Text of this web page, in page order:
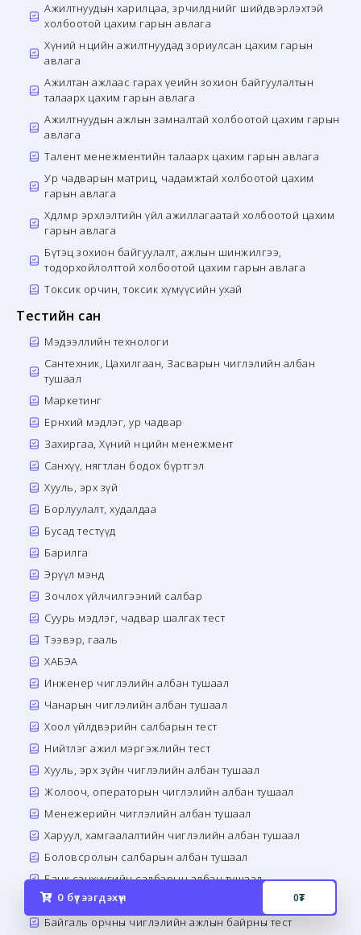
Ажилтнуудын харилцаа, зөрчилдөөнийг шийдвэрлэхтэй
холбоотой цахим гарын авлага
Хүний нөөцийн ажилтнуудад зориулсан цахим гарын
авлага
Ажилтан ажлаас гарах үеийн зохион байгуулалтын
талаарх цахим гарын авлага
Ажилтнуудын ажлын замналтай холбоотой цахим гарын
авлага
Талент менежментийн талаарх цахим гарын авлага
Ур чадварын матриц, чадамжтай холбоотой цахим
гарын авлага
Хөдөлмөр эрхлэлтийн үйл ажиллагаатай холбоотой цахим
гарын авлага
Бүтэц зохион байгуулалт, ажлын шинжилгээ,
тодорхойлолттой холбоотой цахим гарын авлага
Токсик орчин, токсик хүмүүсийн ухай
Тестийн сан
Мэдээллийн технологи
Сантехник, Цахилгаан, Засварын чиглэлийн албан
тушаал
Маркетинг
Ерөнхий мэдлэг, ур чадвар
Захиргаа, Хүний нөөцийн менежмент
Санхүү, нягтлан бодох бүртгэл
Хууль, эрх зүй
Борлуулалт, худалдаа
Бусад тестүүд
Барилга
Эрүүл мэнд
Зочлох үйлчилгээний салбар
Суурь мэдлэг, чадвар шалгах тест
Тээвэр, гааль
ХАБЭА
Инженер чиглэлийн албан тушаал
Чанарын чиглэлийн албан тушаал
Хоол үйлдвэрийн салбарын тест
Нийтлэг ажил мэргэжлийн тест
Хууль, эрх зүйн чиглэлийн албан тушаал
Жолооч, операторын чиглэлийн албан тушаал
Менежерийн чиглэлийн албан тушаал
Харуул, хамгаалалтийн чиглэлийн албан тушаал
Боловсролын салбарын албан тушаал
Банк санхүүгийн салбарын албан тушаал
Сэтгэл зүй, сэтгэн бодох чадварын тест
Байгаль орчны чиглэлийн ажлын байрны тест
0 бүтээгдэхүүн 0₮